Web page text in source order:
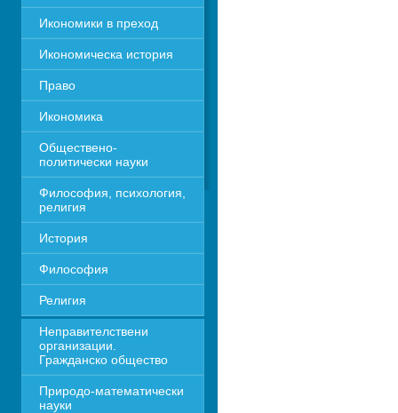
Икономики в преход
Икономическа история
Право
Икономика
Обществено-
политически науки
Философия, психология,
религия
История
Философия
Религия
Неправителствени
организации.
Гражданско общество
Природо-математически
науки